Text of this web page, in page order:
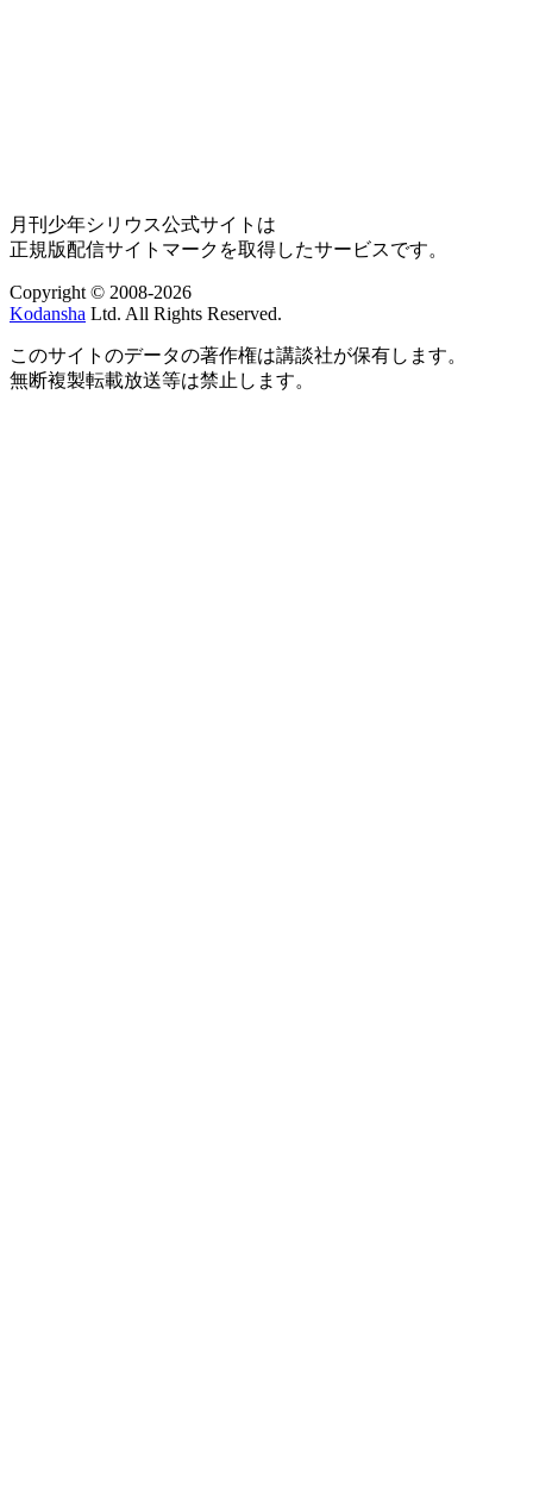
月刊少年シリウス公式サイトは
正規版配信サイトマークを取得したサービスです。
Copyright © 2008-2026
Kodansha Ltd. All Rights Reserved.
このサイトのデータの著作権は講談社が保有します。
無断複製転載放送等は禁止します。